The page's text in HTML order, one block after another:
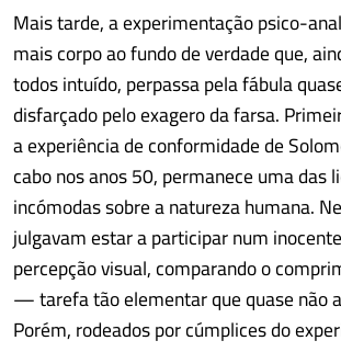
Mais tarde, a experimentação psico-
mais corpo ao fundo de verdade que,
todos intuído, perpassa pela fábula
disfarçado pelo exagero da farsa.
a experiência de conformidade de
cabo nos anos 50, permanece uma das
incómodas sobre a natureza humana.
julgavam estar a participar num
percepção visual, comparando o
— tarefa tão elementar que quase não
Porém, rodeados por cúmplices do